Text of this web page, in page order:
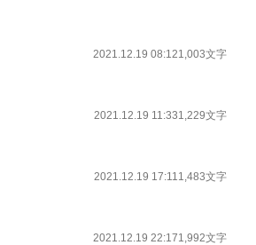
2021.12.19 08:121,003文字
2021.12.19 11:331,229文字
2021.12.19 17:111,483文字
2021.12.19 22:171,992文字